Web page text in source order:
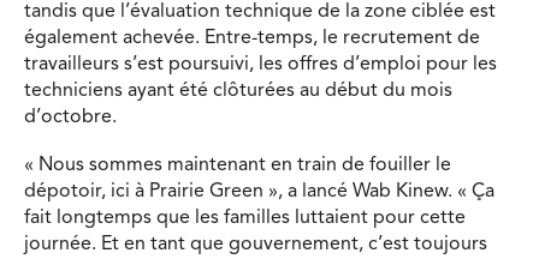
tandis que l’évaluation technique de la zone ciblée est
également achevée. Entre-temps, le recrutement de
travailleurs s’est poursuivi, les offres d’emploi pour les
techniciens ayant été clôturées au début du mois
d’octobre.
« Nous sommes maintenant en train de fouiller le
dépotoir, ici à Prairie Green », a lancé Wab Kinew. « Ça
fait longtemps que les familles luttaient pour cette
journée. Et en tant que gouvernement, c’est toujours